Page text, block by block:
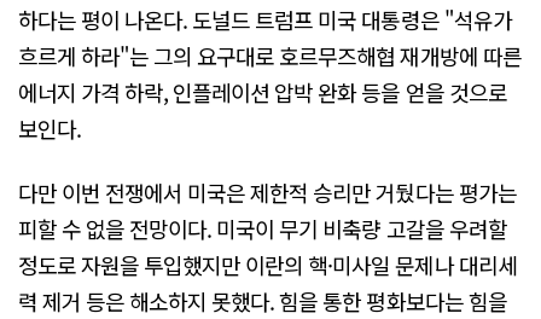
하다는 평이 나온다. 도널드 트럼프 미국 대통령은 "석유가
흐르게 하라"는 그의 요구대로 호르무즈해협 재개방에 따른
에너지 가격 하락, 인플레이션 압박 완화 등을 얻을 것으로
보인다.
다만 이번 전쟁에서 미국은 제한적 승리만 거뒀다는 평가는
피할 수 없을 전망이다. 미국이 무기 비축량 고갈을 우려할
정도로 자원을 투입했지만 이란의 핵·미사일 문제나 대리세
력 제거 등은 해소하지 못했다. 힘을 통한 평화보다는 힘을